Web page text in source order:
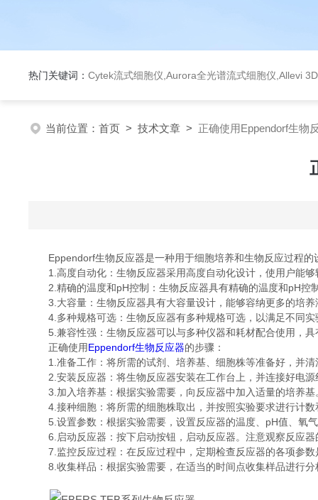
热门关键词： Cytek流式细胞仪,Aurora全光谱流式细胞仪,Allevi
当前位置： 首页 > 技术文章 > 正确使用Eppendorf生物
Eppendorf生物反应器是一种用于细胞培养和生物反应过程的
1.高度自动化：生物反应器采用高度自动化设计，使用户能够
2.精确的温度和pH控制：生物反应器具有精确的温度和pH控
3.大容量：生物反应器具有大容量设计，能够容纳更多的培养
4.多种规格可选：生物反应器有多种规格可选，以满足不同实
5.兼容性强：生物反应器可以与多种仪器和耗材配合使用，具
正确使用Eppendorf生物反应器的步骤：
1.准备工作：将所需的试剂、培养基、细胞株等准备好，并清
2.安装反应器：将生物反应器安装在工作台上，并连接好电源
3.加入培养基：根据实验需要，向反应器中加入适量的培养基
4.接种细胞：将所需的细胞株取出，并按照实验要求进行计数
5.设置参数：根据实验需要，设置反应器的温度、pH值、氧
6.启动反应器：按下启动按钮，启动反应器。注意观察反应器
7.监控反应过程：在反应过程中，定期检查反应器的各项参数
8.收集样品：根据实验需要，在适当的时间点收集样品进行分